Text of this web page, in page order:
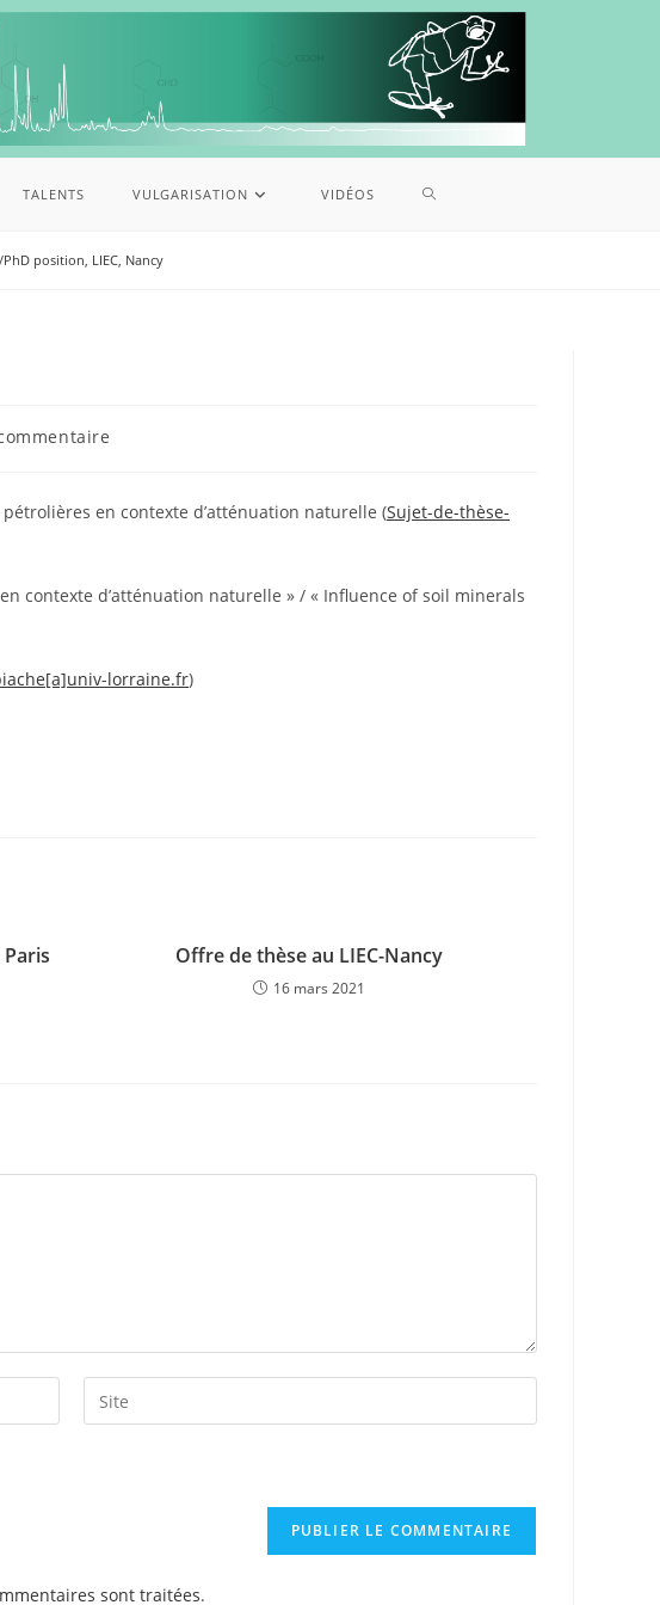
TALENTS VULGARISATION VIDÉOS
position, LIEC, Nancy
en contexte d’atténuation naturelle (Sujet-de-thèse-
contexte d’atténuation naturelle » / « Influence of soil minerals
lorraine.fr)
Offre de thèse au LIEC-Nancy
16 mars 2021
sont traitées.